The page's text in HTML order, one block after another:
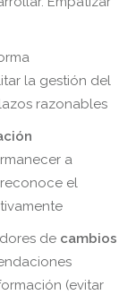
la gestión del
razonables
a
el
de cambios
(evitar